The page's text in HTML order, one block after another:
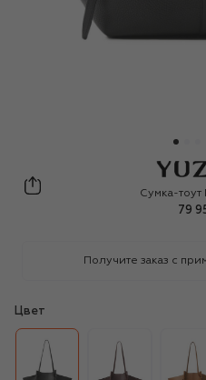
Yuzefi
Сумка-тоут
79
Получите заказ с
Цвет